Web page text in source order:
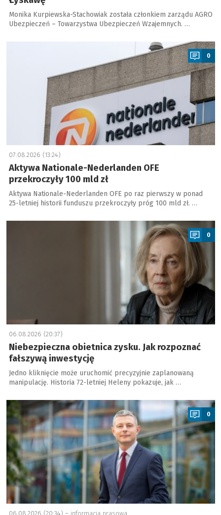
Monika Kurpiewska-Stachowiak została członkiem zarządu AGRO
Ubezpieczeń – Towarzystwa Ubezpieczeń Wzajemnych. …
0
07.08.2026 (13:24)
Aktywa Nationale-Nederlanden OFE
przekroczyły 100 mld zł
Aktywa Nationale-Nederlanden OFE po raz pierwszy w ponad
25-letniej historii funduszu przekroczyły próg 100 mld zł. …
a
0
06.08.2026 (20:37)
Niebezpieczna obietnica zysku. Jak rozpoznać
fałszywą inwestycję
Jedno kliknięcie może uruchomić precyzyjnie zaplanowaną
manipulację. Historia 72-letniej Heleny pokazuje, jak …
a
0
06.08.2026 (20:34) – informacja prasowa